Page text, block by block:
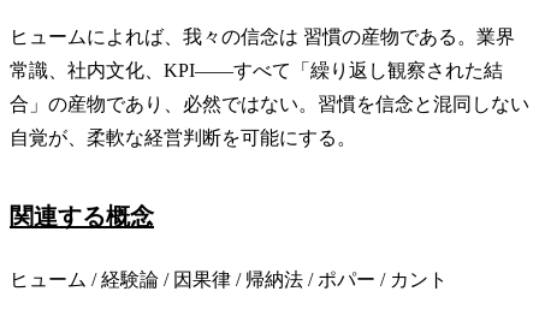
ヒュームによれば、我々の信念は 習慣の産物である。業界
常識、社内文化、KPI——すべて「繰り返し観察された結
合」の産物であり、必然ではない。習慣を信念と混同しない
自覚が、柔軟な経営判断を可能にする。
関連する概念
ヒューム / 経験論 / 因果律 / 帰納法 / ポパー / カント